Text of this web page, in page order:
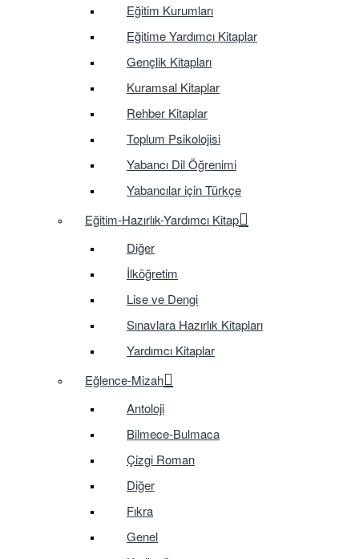
Eğitim Kurumları
Eğitime Yardımcı Kitaplar
Gençlik Kitapları
Kuramsal Kitaplar
Rehber Kitaplar
Toplum Psikolojisi
Yabancı Dil Öğrenimi
Yabancılar için Türkçe
Eğitim-Hazırlık-Yardımcı Kitap
Diğer
İlköğretim
Lise ve Dengi
Sınavlara Hazırlık Kitapları
Yardımcı Kitaplar
Eğlence-Mizah
Antoloji
Bilmece-Bulmaca
Çizgi Roman
Diğer
Fıkra
Genel